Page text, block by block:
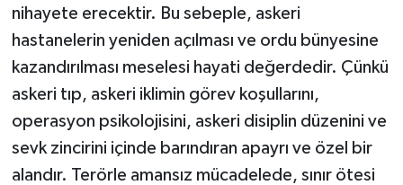
nihayete erecektir. Bu sebeple, askeri
hastanelerin yeniden açılması ve ordu bünyesine
kazandırılması meselesi hayati değerdedir. Çünkü
askeri tıp, askeri iklimin görev koşullarını,
operasyon psikolojisini, askeri disiplin düzenini ve
sevk zincirini içinde barındıran apayrı ve özel bir
alandır. Terörle amansız mücadelede, sınır ötesi